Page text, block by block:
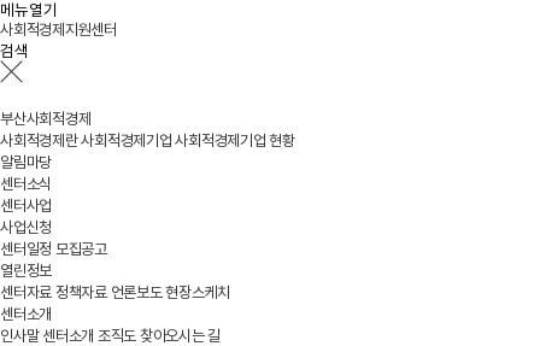
메뉴열기
사회적경제지원센터
검색
부산사회적경제
사회적경제란사회적경제기업 사회적경제기업 현황
알림마당
센터소식
센터사업
사업신청
센터일정 모집공고
열린정보
센터자료 정책자료 언론보도현장스케치
센터소개
인사말 센터소개 조직도 찾아오시는 길